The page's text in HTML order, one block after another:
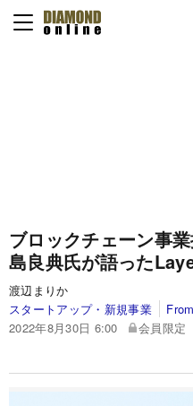
ブロックチェーン事
島良典氏が語った
渡辺まりか
スタートアップ・新規事業
2022年8月30日 6:00
会員限定